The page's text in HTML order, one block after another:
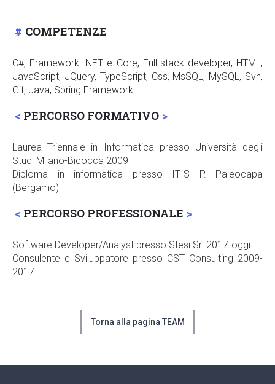
COMPETENZE
C#, Framework .NET e Core, Full-stack developer, HTML,
JavaScript, JQuery, TypeScript, Css, MsSQL, MySQL, Svn,
Git, Java, Spring Framework
PERCORSO FORMATIVO
Laurea Triennale in Informatica presso Università degli
Studi Milano-Bicocca 2009
Diploma in informatica presso ITIS P. Paleocapa
(Bergamo)
PERCORSO PROFESSIONALE
Software Developer/Analyst presso Stesi Srl 2017-oggi
Consulente e Sviluppatore presso CST Consulting 2009-
2017
Torna alla pagina TEAM